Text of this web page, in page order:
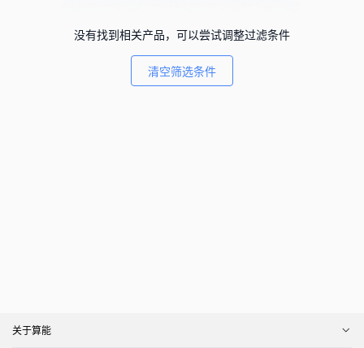
没有找到相关产品，可以尝试调整过滤条件
清空筛选条件
关于算能